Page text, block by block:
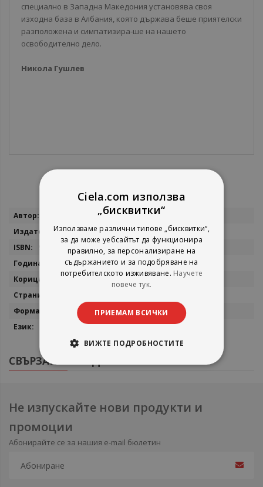
специално в Западна Македония установява своя
изходна база в Албания, която държава беше приятелски
разположена и симпатизира-ше на нашето
освободително дело.
Никола Гушлев
Повече
информация
Никола Гушлев
Захарий Стоянов
9789540908700
2014
твърда
140x210 мм
СВЪРЗАНИ ПРОДУКТИ
Не изпускайте нови продукти и
промоции
Абонирайте се за нашия e-mail бюлетин
Ciela.com използва
„бисквитки“
Използваме различни типове „бисквитки“,
за да може уебсайтът да функционира
правилно, за персонализиране на
съдържанието и за подобряване на
потребителското изживяване. Научете
повече тук.
ПРИЕМАМ ВСИЧКИ
ВИЖТЕ ПОДРОБНОСТИТЕ